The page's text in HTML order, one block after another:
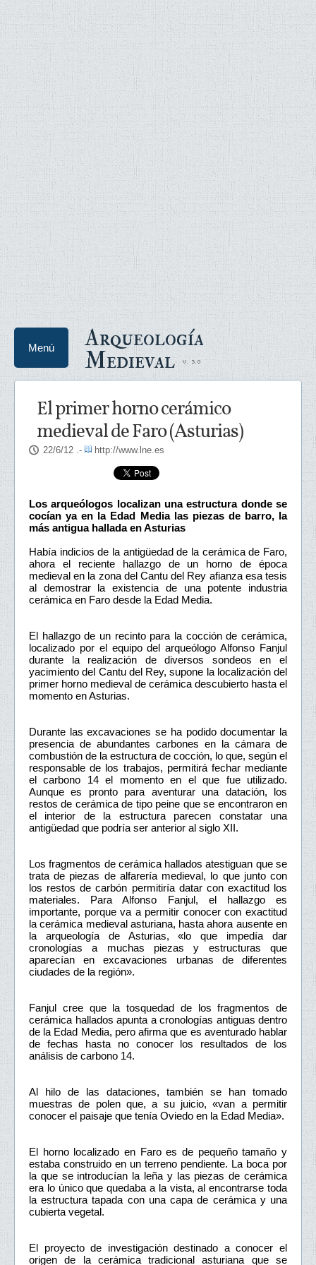
Arqueología
Medieval
Menú
El primer horno cerámico
medieval de Faro (Asturias)
22/6/12 .- http://www.lne.es
Los arqueólogos localizan una estructura donde se
cocían ya en la Edad Media las piezas de barro, la
más antigua hallada en Asturias
Había indicios de la antigüedad de la cerámica de Faro,
ahora el reciente hallazgo de un horno de época
medieval en la zona del Cantu del Rey afianza esa tesis
al demostrar la existencia de una potente industria
cerámica en Faro desde la Edad Media.
El hallazgo de un recinto para la cocción de cerámica,
localizado por el equipo del arqueólogo Alfonso Fanjul
durante la realización de diversos sondeos en el
yacimiento del Cantu del Rey, supone la localización del
primer horno medieval de cerámica descubierto hasta el
momento en Asturias.
Durante las excavaciones se ha podido documentar la
presencia de abundantes carbones en la cámara de
combustión de la estructura de cocción, lo que, según el
responsable de los trabajos, permitirá fechar mediante
el carbono 14 el momento en el que fue utilizado.
Aunque es pronto para aventurar una datación, los
restos de cerámica de tipo peine que se encontraron en
el interior de la estructura parecen constatar una
antigüedad que podría ser anterior al siglo XII.
Los fragmentos de cerámica hallados atestiguan que se
trata de piezas de alfarería medieval, lo que junto con
los restos de carbón permitiría datar con exactitud los
materiales. Para Alfonso Fanjul, el hallazgo es
importante, porque va a permitir conocer con exactitud
la cerámica medieval asturiana, hasta ahora ausente en
la arqueología de Asturias, «lo que impedía dar
cronologías a muchas piezas y estructuras que
aparecían en excavaciones urbanas de diferentes
ciudades de la región».
Fanjul cree que la tosquedad de los fragmentos de
cerámica hallados apunta a cronologías antiguas dentro
de la Edad Media, pero afirma que es aventurado hablar
de fechas hasta no conocer los resultados de los
análisis de carbono 14.
Al hilo de las dataciones, también se han tomado
muestras de polen que, a su juicio, «van a permitir
conocer el paisaje que tenía Oviedo en la Edad Media».
El horno localizado en Faro es de pequeño tamaño y
estaba construido en un terreno pendiente. La boca por
la que se introducían la leña y las piezas de cerámica
era lo único que quedaba a la vista, al encontrarse toda
la estructura tapada con una capa de cerámica y una
cubierta vegetal.
El proyecto de investigación destinado a conocer el
origen de la cerámica tradicional asturiana que se